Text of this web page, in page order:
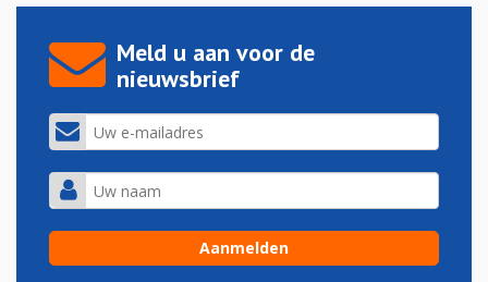
Meld u aan voor de
nieuwsbrief